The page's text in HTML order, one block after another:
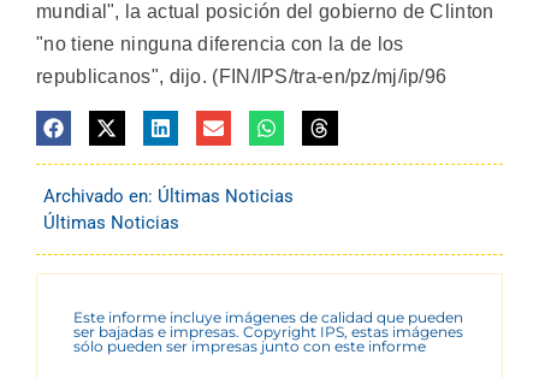
mundial", la actual posición del gobierno de Clinton
"no tiene ninguna diferencia con la de los
republicanos", dijo. (FIN/IPS/tra-en/pz/mj/ip/96
Archivado en: Últimas Noticias
Últimas Noticias
Este informe incluye imágenes de calidad que pueden
ser bajadas e impresas. Copyright IPS, estas imágenes
sólo pueden ser impresas junto con este informe